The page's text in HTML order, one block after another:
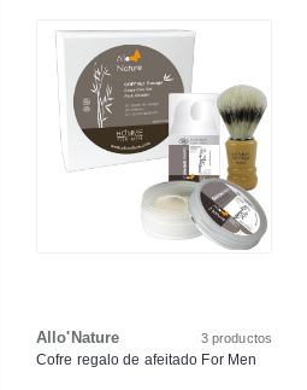
Allo'Nature 3 productos
Cofre regalo de afeitado For Men